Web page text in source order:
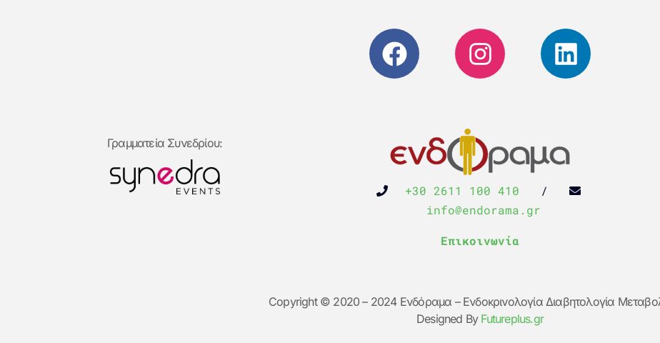
Γραμματεία Συνεδρίου:
+30 2611 100 410 /
info@endorama.gr
Επικοινωνία
Copyright © 2020 – 2024 Ενδόραμα – Ενδοκρινολογία Διαβητολογία
Designed By Futureplus.gr